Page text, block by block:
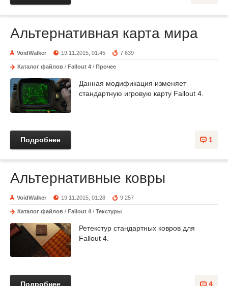
Альтернативная карта мира
VoidWalker 19.11.2015, 01:45 7 639
Каталог файлов / Fallout 4 / Прочее
Данная модификация изменяет
стандартную игровую карту Fallout 4.
1
Подробнее
Альтернативные ковры
VoidWalker 19.11.2015, 01:28 9 257
Каталог файлов / Fallout 4 / Текстуры
Ретекстур стандартных ковров для
Fallout 4.
4
Подробнее